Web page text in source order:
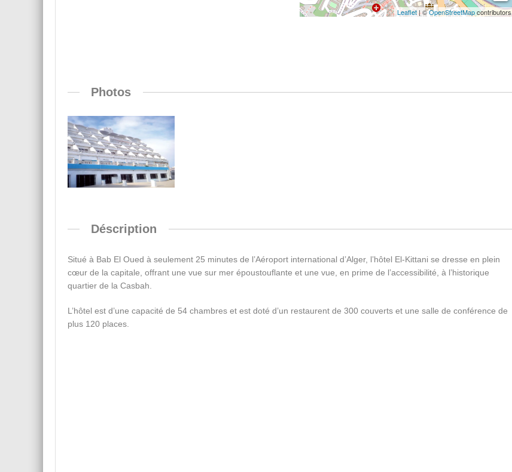
Leaflet| ©OpenStreetMapcontributors
Photos
Déscription
Situé à Bab El Oued à seulement 25 minutes de l’Aéroport international d’Alger, l’hôtel El-Kittani se dresse en plein
cœur de la capitale, offrant une vue sur mer époustouflante et une vue, en prime de l’accessibilité, à l’historique
quartier de la Casbah.
L’hôtel est d’une capacité de 54 chambres et est doté d’un restaurent de 300 couverts et une salle de conférence de
plus 120 places.